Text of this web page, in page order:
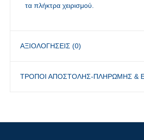
τα πλήκτρα χειρισμού.
ΑΞΙΟΛΟΓΉΣΕΙΣ (0)
ΤΡΟΠΟΙ ΑΠΟΣΤΟΛΗΣ-ΠΛΗΡΩΜΗΣ &